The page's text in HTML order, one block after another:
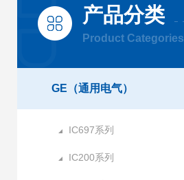
产品分类
Product Categories
GE（通用电气）
IC697系列
IC200系列